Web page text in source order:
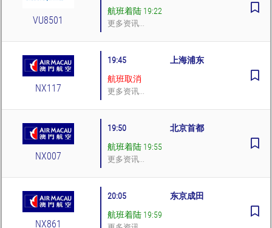
VU8501
航班着陆 19:22
更多资讯...
NX117
19:45
上海浦东
航班取消
更多资讯...
NX007
19:50
北京首都
航班着陆 19:55
更多资讯...
NX861
20:05
东京成田
航班着陆 19:59